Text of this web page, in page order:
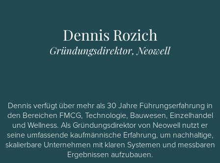
Dennis Rozich
Gründungsdirektor, Neowell
Dennis verfügt über mehr als 30 Jahre Führungserfahrung in
den Bereichen FMCG, Technologie, Bauwesen, Einzelhandel
und Wellness. Als Gründungsdirektor von Neowell nutzt er
seine umfassende kaufmännische Erfahrung, um nachhaltige,
skalierbare Unternehmen mit klaren Systemen und messbaren
Ergebnissen aufzubauen.